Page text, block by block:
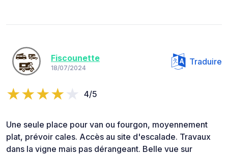
Fiscounette
18/07/2024
Traduire
4/5
Une seule place pour van ou fourgon, moyennement
plat, prévoir cales. Accès au site d'escalade. Travaux
dans la vigne mais pas dérangeant. Belle vue sur